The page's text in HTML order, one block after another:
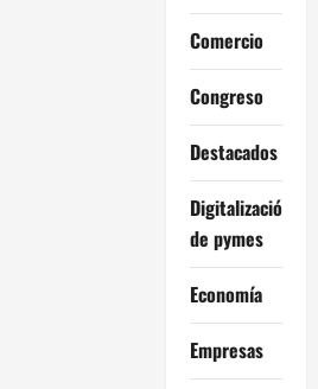
Comercio
Congreso
Destacados
Digitalización
de pymes
Economía
Empresas